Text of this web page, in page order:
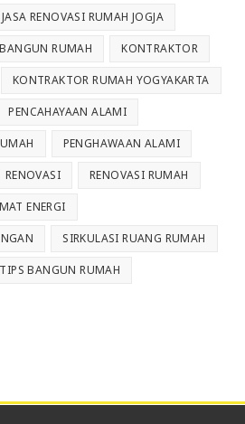
JASA RENOVASI RUMAH JOGJA
RUMAH KONTRAKTOR
KONTRAKTOR RUMAH YOGYAKARTA
PENCAHAYAAN ALAMI
PENGHAWAAN ALAMI
RENOVASI RENOVASI RUMAH
ENERGI
SIRKULASI RUANG RUMAH
TIPS BANGUN RUMAH